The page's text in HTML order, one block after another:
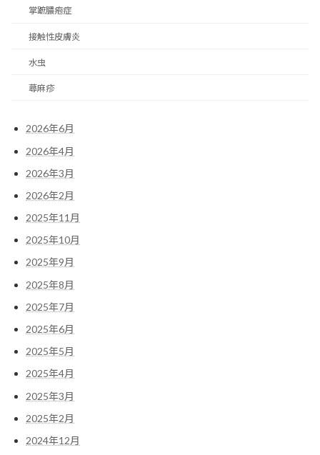
掌蹠膿疱症
接触性皮膚炎
水虫
蕁麻疹
2026年6月
2026年4月
2026年3月
2026年2月
2025年11月
2025年10月
2025年9月
2025年8月
2025年7月
2025年6月
2025年5月
2025年4月
2025年3月
2025年2月
2024年12月